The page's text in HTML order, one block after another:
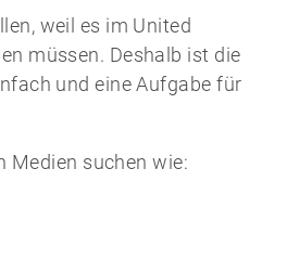
weil es im United
müssen. Deshalb ist die
und eine Aufgabe für
Medien suchen wie: